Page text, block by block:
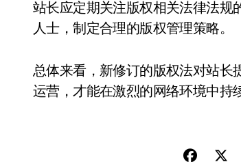
站长应定期关注版权相关法律法规
人士，制定合理的版权管理策略。
总体来看，新修订的版权法对站长
运营，才能在激烈的网络环境中持